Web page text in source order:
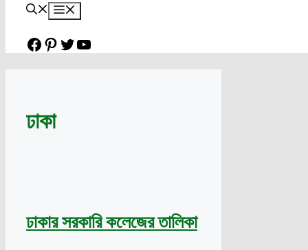
Facebook
Pinterest
Twitter
YouTube
ঢাকা
ঢাকার সরকারি কলেজের তালিকা